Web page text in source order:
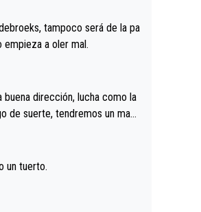
de Enric Más en San S
sigue la mejoría, podríamos t
tampoco será de la pa
empieza a oler mal.
buena dirección, lucha como la
de suerte, tendremos un magn
un tuerto.